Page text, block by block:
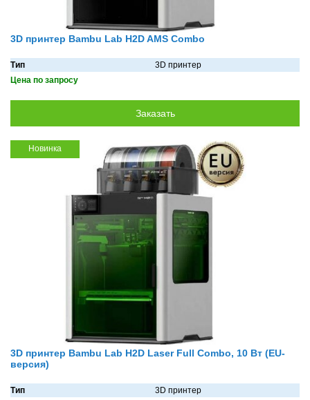
3D принтер Bambu Lab H2D AMS Combo
Тип
3D принтер
Цена по запросу
Новинка
3D принтер Bambu Lab H2D Laser Full Combo, 10 Вт (EU-
версия)
Тип
3D принтер